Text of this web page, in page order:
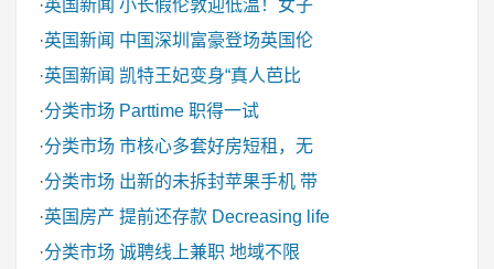
·英国新闻 小长假伦敦迎低温！女子
·英国新闻 中国深圳富豪登场英国伦
·英国新闻 凯特王妃变身“真人芭比
·分类市场 Parttime 职得一试
·分类市场 市核心多套好房短租，无
·分类市场 出新的未拆封苹果手机 带
·英国房产 提前还存款 Decreasing life
·分类市场 诚聘线上兼职 地域不限